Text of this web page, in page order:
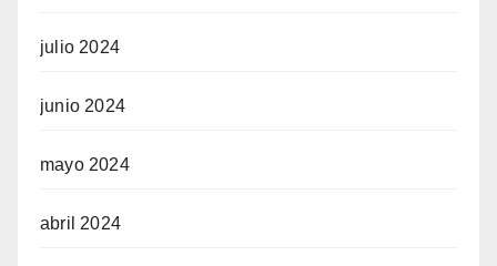
julio 2024
junio 2024
mayo 2024
abril 2024